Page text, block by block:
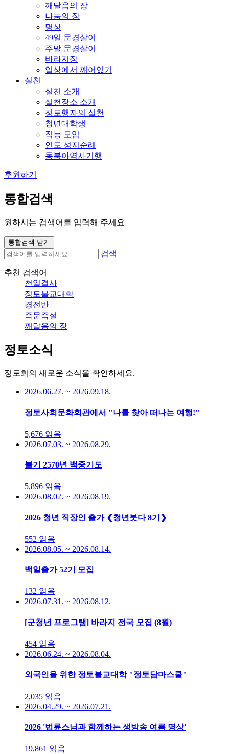
깨달음의 장
나눔의 장
명상
49일 문경살이
주말 문경살이
바라지장
일상에서 깨어있기
실천
실천 소개
실천장소 소개
정토행자의 실천
청년대학생
직능 모임
인도 성지순례
동북아역사기행
후원하기
통합검색
원하시는 검색어를 입력해 주세요
통합검색 닫기
검색
추천 검색어
천일결사
정토불교대학
경전반
즉문즉설
깨달음의 장
정토소식
정토회의 새로운 소식을 확인하세요.
2026.06.27. ~ 2026.09.18.
정토사회문화회관에서 "나를 찾아 떠나는 여행!"
5,676 읽음
2026.07.03. ~ 2026.08.29.
불기 2570년 백중기도
5,896 읽음
2026.08.02. ~ 2026.08.19.
2026 청년 직장인 출가 ❮청년붓다 8기❯
552 읽음
2026.08.05. ~ 2026.08.14.
백일출가 52기 모집
132 읽음
2026.07.31. ~ 2026.08.12.
[군청년 프로그램] 바라지 전국 모집 (8월)
454 읽음
2026.06.24. ~ 2026.08.04.
외국인을 위한 정토불교대학 "정토담마스쿨"
2,035 읽음
2026.04.29. ~ 2026.07.21.
2026 '법륜스님과 함께하는 생방송 여름 명상'
19,861 읽음